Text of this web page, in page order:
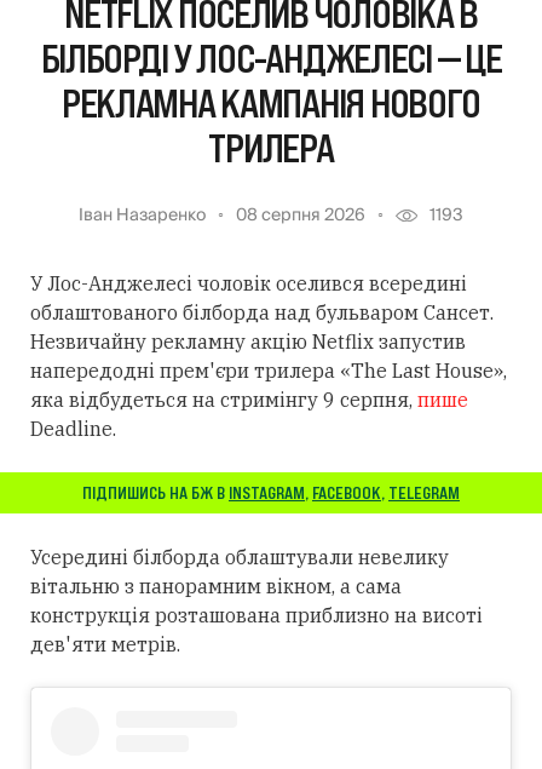
NETFLIX ПОСЕЛИВ ЧОЛОВІКА В
БІЛБОРДІ У ЛОС-АНДЖЕЛЕСІ — ЦЕ
РЕКЛАМНА КАМПАНІЯ НОВОГО
ТРИЛЕРА
Іван Назаренко 08 серпня 2026 1193
У Лос-Анджелесі чоловік оселився всередині
облаштованого білборда над бульваром Сансет.
Незвичайну рекламну акцію Netflix запустив
напередодні прем'єри трилера «The Last House»,
яка відбудеться на стримінгу 9 серпня, пише
Deadline.
ПІДПИШИСЬ НА БЖ В INSTAGRAM, FACEBOOK, TELEGRAM
Усередині білборда облаштували невелику
вітальню з панорамним вікном, а сама
конструкція розташована приблизно на висоті
дев'яти метрів.